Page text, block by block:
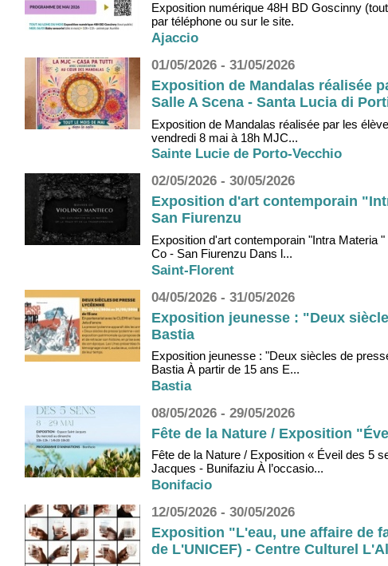
Exposition numérique 48H BD Goscinny
par téléphone ou sur le site.
Ajaccio
01/05/2026 - 31/05/2026
Exposition de Mandalas réalisée
Salle A Scena - Santa Lucia di
Exposition de Mandalas réalisée par les
vendredi 8 mai à 18h MJC...
Sainte Lucie de Porto-Vecchio
02/05/2026 - 30/05/2026
Exposition d'art contemporain
San Fiurenzu
Exposition d'art contemporain "Intra Materia
Co - San Fiurenzu Dans l...
Saint-Florent
04/05/2026 - 31/05/2026
Exposition jeunesse : "Deux
Bastia
Exposition jeunesse : "Deux siècles de
Bastia À partir de 15 ans E...
Bastia
08/05/2026 - 29/05/2026
Fête de la Nature / Exposition
Fête de la Nature / Exposition « Éveil des 5
Jacques - Bunifaziu À l’occasio...
Bonifacio
12/05/2026 - 30/05/2026
Exposition "L'eau, une affaire de
de L'UNICEF) - Centre Culturel